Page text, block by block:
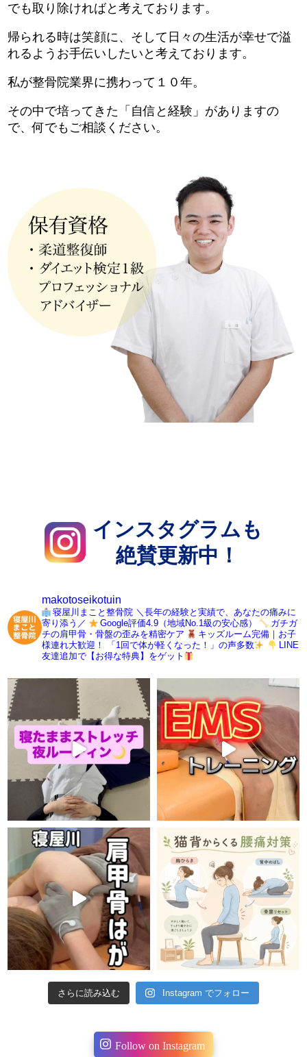
でも取り除ければと考えております。
帰られる時は笑顔に、そして日々の生活が幸せで溢
れるようお手伝いしたいと考えております。
私が整骨院業界に携わって１０年。
その中で培ってきた「自信と経験」がありますの
で、何でもご相談ください。
インスタグラムも
絶賛更新中！
makotoseikotuin
寝屋川まこと整骨院 ＼長年の経験と実績で、あなたの痛みに
寄り添う／
Google評価4.9（地域No.1級の安心感）
ガチガ
チの肩甲骨・骨盤の歪みを精密ケア
キッズルーム完備｜お子
様連れ大歓迎！
「1回で体が軽くなった！」の声多数
LINE
友達追加で【お得な特典】をゲット
さらに読み込む Instagram でフォロー
Follow on Instagram